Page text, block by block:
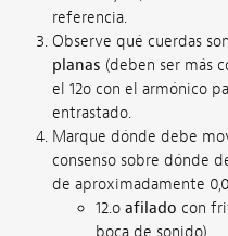
referencia.
Observe qué cuerdas son
planas (deben ser más
el 12o con el armónico
entrastado.
Marque dónde debe
consenso sobre dónde
de aproximadamente
12.o afilado con